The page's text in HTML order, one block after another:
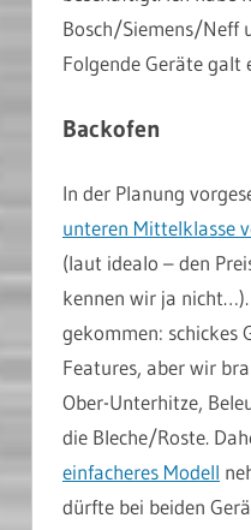
Bosch/Siemens/Neff
Folgende Geräte galt
Backofen
In der Planung
unteren Mittelklasse
(laut idealo – den
kennen wir ja nicht…).
gekommen: schickes
Features, aber wir
Ober-Unterhitze,
die Bleche/Roste.
einfacheres Modell
dürfte bei beiden